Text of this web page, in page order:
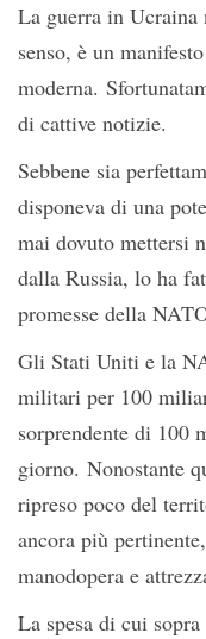
La guerra in Ucraina
senso, è un
moderna.
di cattive notizie.
Sebbene sia
disponeva di una
mai dovuto mettersi
dalla Russia, lo ha
promesse della
Gli Stati Uniti e la
militari per 100
sorprendente di
giorno. Nonostante
ripreso poco del
ancora più
manodopera e
La spesa di cui